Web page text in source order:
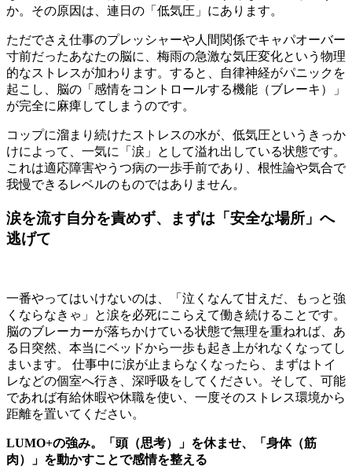
か。その原因は、連日の「低気圧」にあります。
ただでさえ仕事のプレッシャーや人間関係でキャパオーバー
寸前だったあなたの脳に、梅雨の急激な気圧変化という物理
的なストレスが加わります。すると、自律神経がパニックを
起こし、脳の「感情をコントロールする機能（ブレーキ）」
が完全に麻痺してしまうのです。
コップに溜まり続けたストレスの水が、低気圧というきっか
けによって、一気に「涙」として溢れ出している状態です。
これは適応障害やうつ病の一歩手前であり、根性論や気合で
我慢できるレベルのものではありません。
涙を流す自分を責めず、まずは「安全な場所」へ
逃げて
一番やってはいけないのは、「泣くなんて甘えだ、もっと強
くならなきゃ」と涙を必死にこらえて働き続けることです。
脳のブレーカーが落ちかけている状態で無理を重ねれば、あ
る日突然、本当にベッドから一歩も起き上がれなくなってし
まいます。 仕事中に涙が止まらなくなったら、まずはトイ
レなどの個室へ行き、深呼吸をしてください。そして、可能
であれば有給休暇や休職を使い、一度そのストレス環境から
距離を置いてください。
LUMO+の強み。「頭（思考）」を休ませ、「身体（筋
肉）」を動かすことで感情を整える